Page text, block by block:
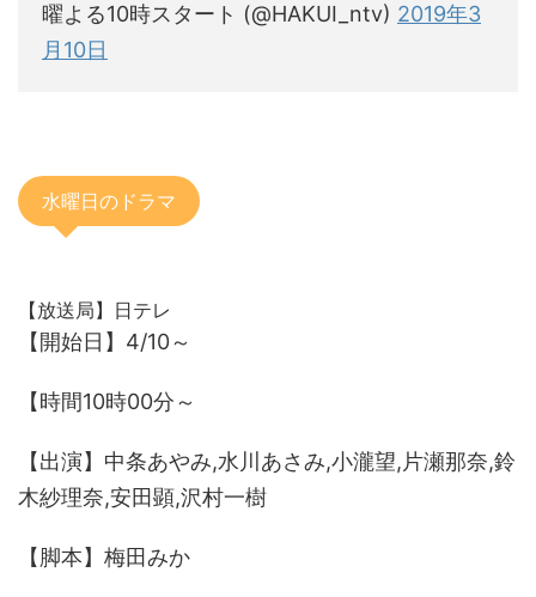
曜よる10時スタート (@HAKUI_ntv) 2019年3
月10日
水曜日のドラマ
【放送局】日テレ
【開始日】4/10～
【時間10時00分～
【出演】中条あやみ,水川あさみ,小瀧望,片瀬那奈,鈴
木紗理奈,安田顕,沢村一樹
【脚本】梅田みか